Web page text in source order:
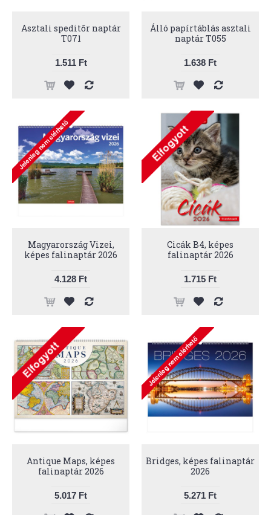
Asztali speditőr naptár
T071
1.511 Ft
Álló papírtáblás asztali
naptár T055
1.638 Ft
Magyarország Vizei,
képes falinaptár 2026
4.128 Ft
Cicák B4, képes
falinaptár 2026
1.715 Ft
Antique Maps, képes
falinaptár 2026
5.017 Ft
Bridges, képes falinaptár
2026
5.271 Ft